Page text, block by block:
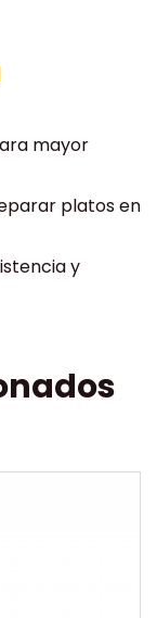
mayor
platos en
y